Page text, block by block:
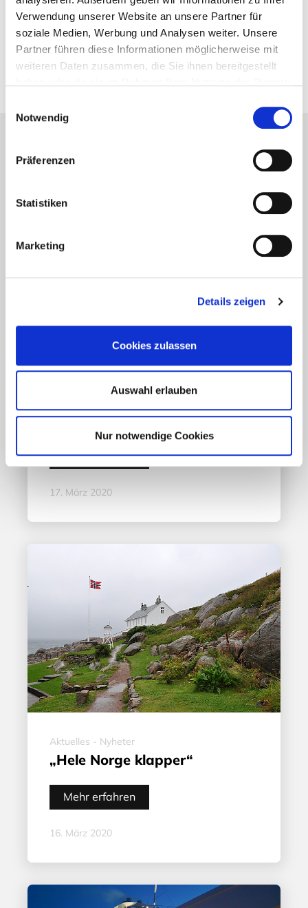
Verwendung unserer Website an unsere Partner für
soziale Medien, Werbung und Analysen weiter. Unsere
Partner führen diese Informationen möglicherweise mit
weiteren Daten zusammen, die Sie ihnen bereitgestellt
Notwendig
Präferenzen
Statistiken
Marketing
Details zeigen
Cookies zulassen
Auswahl erlauben
Nur notwendige Cookies
Vorheriger Artikel
Reichlich Schnee
14. Februar 2018
Lesetipps
Aktuelles - Nyheter
Coronavirus in Norwegen –
Osten?
Mehr erfahren
17. März 2020
Aktuelles - Nyheter
„Hele Norge klapper“
Mehr erfahren
16. März 2020